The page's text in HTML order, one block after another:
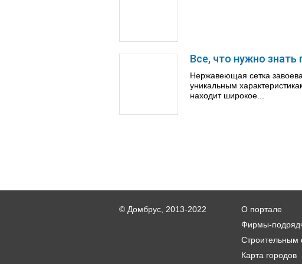
Все, что нужно
Нержавеющая сетка
уникальным
находит широкое...
© Домбрус, 2013-2022 О портале
Фирмы-
Карта городов